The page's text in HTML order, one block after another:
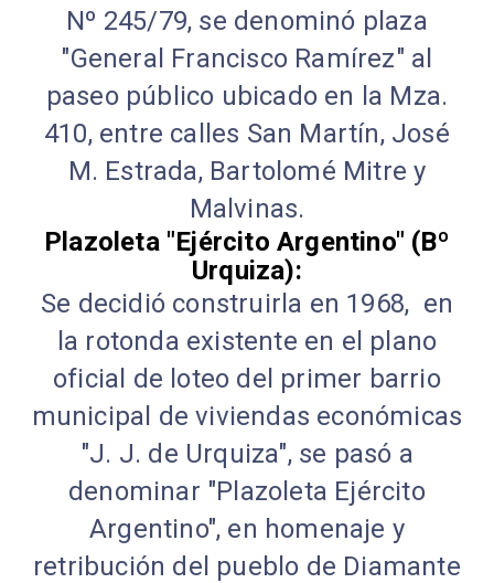
Nº 245/79, se denominó plaza
"General Francisco Ramírez" al
paseo público ubicado en la Mza.
410, entre calles San Martín, José
M. Estrada, Bartolomé Mitre y
Malvinas.
Plazoleta "Ejército Argentino" (Bº
Urquiza):
Se decidió construirla en 1968, en
la rotonda existente en el plano
oficial de loteo del primer barrio
municipal de viviendas económicas
"J. J. de Urquiza", se pasó a
denominar "Plazoleta Ejército
Argentino", en homenaje y
retribución del pueblo de Diamante